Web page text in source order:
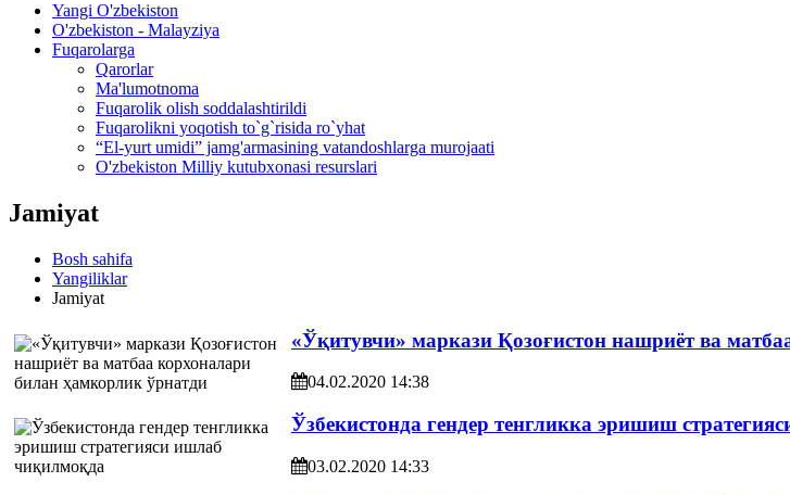
Yangi O'zbekiston
O'zbekiston - Malayziya
Fuqarolarga
Qarorlar
Ma'lumotnoma
Fuqarolik olish soddalashtirildi
Fuqarolikni yoqotish to`g`risida ro`yhat
“El-yurt umidi” jamg'armasining vatandoshlarga murojaati
O'zbekiston Milliy kutubxonasi resurslari
Jamiyat
Bosh sahifa
Yangiliklar
Jamiyat
«Ўқитувчи» маркази Қозоғистон нашриёт ва
04.02.2020 14:38
Ўзбекистонда гендер тенгликка эришиш
03.02.2020 14:33